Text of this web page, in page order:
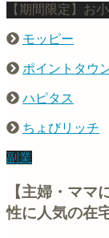
【期間限定】お
モッピー
ポイントタウ
ハピタス
ちょびリッチ
副業
【主婦・ママ
性に人気の在